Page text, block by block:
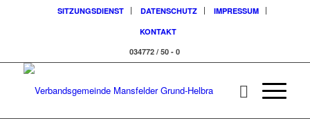
SITZUNGSDIENST DATENSCHUTZ
IMPRESSUM
KONTAKT
034772 / 50 - 0